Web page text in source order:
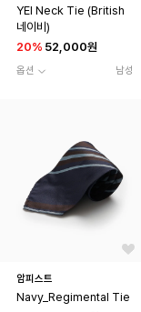
YEI Neck Tie (British
네이비)
20% 52,000원
옵션 남성
암피스트
Navy_Regimental Tie